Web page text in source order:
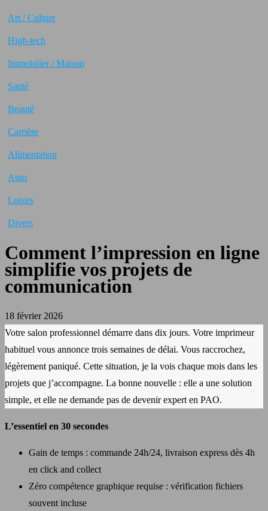
Art / Culture
High-tech
Immobilier / Maison
Santé
Beauté
Carrière
Alimentation
Auto
Loisirs
Divers
Comment l’impression en ligne
simplifie vos projets de
communication
18 février 2026
Votre salon professionnel démarre dans dix jours. Votre imprimeur
habituel vous annonce trois semaines de délai. Vous raccrochez,
légèrement paniqué. Cette situation, je la vois chaque mois dans les
projets que j’accompagne. La bonne nouvelle : elle a une solution
simple, et elle ne demande pas de devenir expert en PAO.
L’essentiel en 30 secondes
Gain de temps : commande 24h/24, livraison express dès 4h
en click and collect
Zéro compétence graphique requise : vérification fichiers
souvent incluse